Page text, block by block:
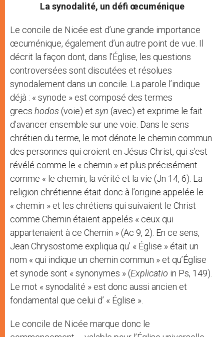
La synodalité, un défi œcuménique
Le concile de Nicée est d’une grande importance
œcuménique, également d’un autre point de vue. Il
décrit la façon dont, dans l’Église, les questions
controversées sont discutées et résolues
synodalement dans un concile. La parole l’indique
déjà : « synode » est composé des termes
grecs hodos (voie) et syn (avec) et exprime le fait
d’avancer ensemble sur une voie. Dans le sens
chrétien du terme, le mot dénote le chemin commun
des personnes qui croient en Jésus-Christ, qui s’est
révélé comme le « chemin » et plus précisément
comme « le chemin, la vérité et la vie (Jn 14, 6). La
religion chrétienne était donc à l’origine appelée le
« chemin » et les chrétiens qui suivaient le Christ
comme Chemin étaient appelés « ceux qui
appartenaient à ce Chemin » (Ac 9, 2). En ce sens,
Jean Chrysostome expliqua qu’ « Église » était un
nom « qui indique un chemin commun » et qu’Église
et synode sont « synonymes » (Explicatio in Ps, 149).
Le mot « synodalité » est donc aussi ancien et
fondamental que celui d’ « Église ».
Le concile de Nicée marque donc le